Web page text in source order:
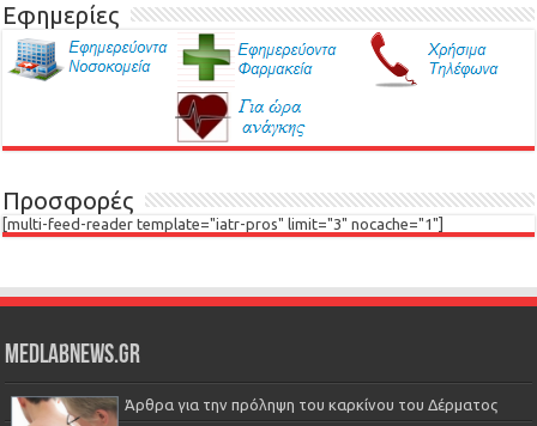
Εφημερίες
Προσφορές
[multi-feed-reader template="iatr-pros" limit="3" nocache="1"]
Medlabnews.gr
Άρθρα για την πρόληψη του καρκίνου του Δέρματος